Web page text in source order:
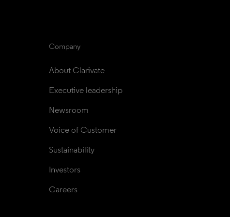
Company
About Clarivate
Executive leadership
Newsroom
Voice of Customer
Sustainability
Investors
Careers